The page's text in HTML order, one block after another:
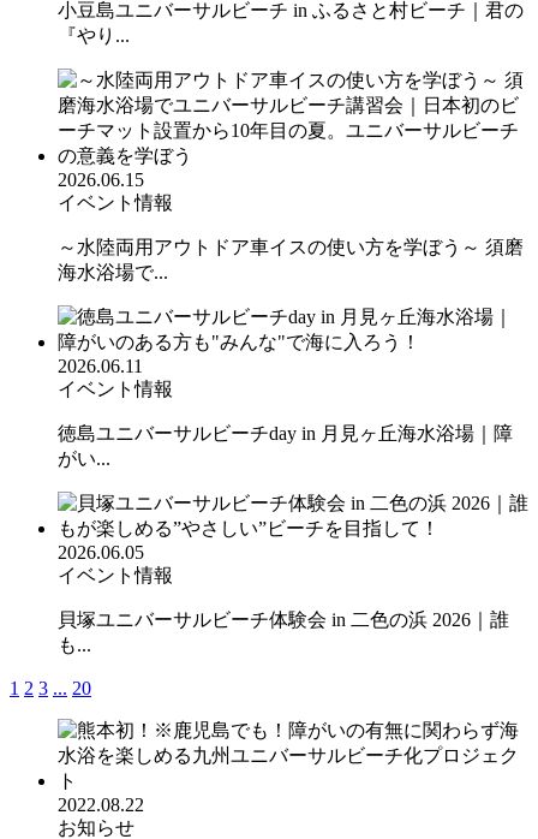
小豆島ユニバーサルビーチ in ふるさと村ビーチ｜君の
『やり...
2026.06.15
イベント情報
～水陸両用アウトドア車イスの使い方を学ぼう～ 須磨
海水浴場で...
2026.06.11
イベント情報
徳島ユニバーサルビーチday in 月見ヶ丘海水浴場｜障
がい...
2026.06.05
イベント情報
貝塚ユニバーサルビーチ体験会 in 二色の浜 2026｜誰
も...
1 2 3 ... 20
2022.08.22
お知らせ